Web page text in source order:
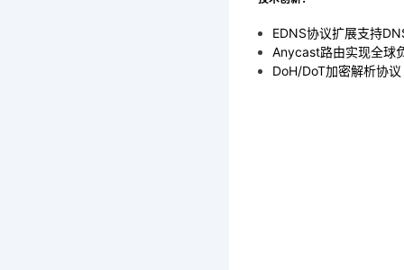
EDNS协议扩展支持
Anycast路由实现全球
DoH/DoT加密解析协议